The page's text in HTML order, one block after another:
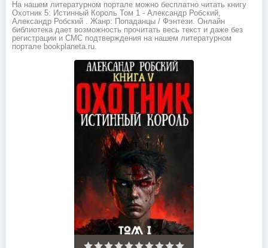
На нашем литературном портале можно бесплатно читать книгу
Охотник 5: Истинный Король Том 1 - Александр Робский,
Александр Робский . Жанр: Попаданцы / Фэнтези. Онлайн
библиотека дает возможность прочитать весь текст и даже без
регистрации и СМС подтверждения на нашем литературном
портале bookplaneta.ru.